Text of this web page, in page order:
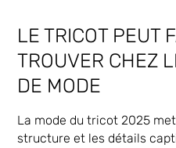
LE TRICOT PEUT
TROUVER CHEZ
DE MODE
La mode du tricot 2025
structure et les détails